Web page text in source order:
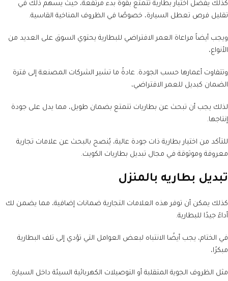
كذلك يفضل اختيار بطارية تتمتع بقوة بدء مرتفعة، حيث يسهم ذلك في
تقليل فرص تعطل السيارة، خصوصًا في الظروف المناخية القاسية.
ويجب أيضاً مراعاة العمر الافتراضي للبطارية يحتوي السوق على العديد من
الأنواع،
وتتفاوت أعمارها حسب الجودة. عادةً ما تشير الشركات المصنعة إلى فترة
الضمان كبديل للعمر الافتراضي،
لذلك يجب أن تبحث عن بطاريات تتمتع بضمان طويل، مما يدل على جودة
إنتاجها.
للتأكد من اختيار بطارية ذات جودة عالية، يُنصح بالبحث عن علامات تجارية
معروفة وموثوقة في مجال تبديل بطاريات الكويت.
تبديل بطاريه بالمنزل
كذلك يمكن أن توفر هذه العلامات التجارية ضمانات إضافية، مما يضمن لك
أداءً جيدًا للبطارية.
في الختام، يجب أيضًا الانتباه لبعض العوامل التي تؤدي إلى تلف البطارية
مبكرًا،
مثل الظروف الجوية المتقلبة أو التوصيلات الكهربائية السيئة داخل السيارة.